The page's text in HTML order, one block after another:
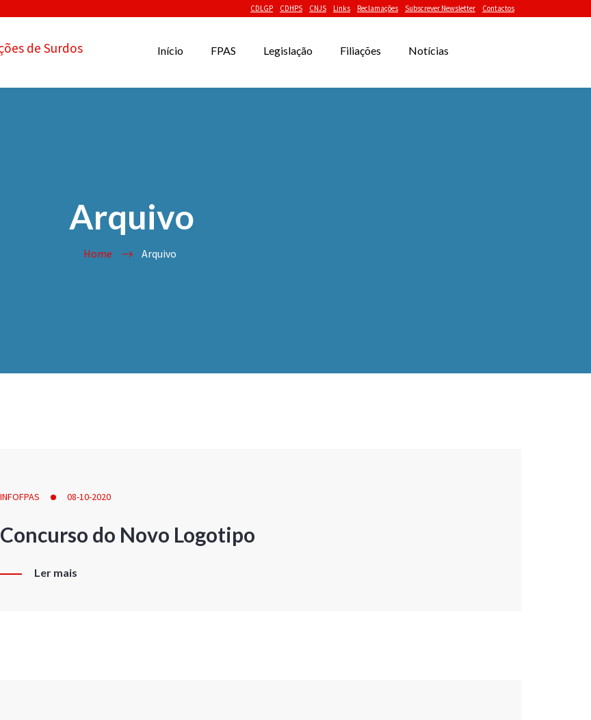
CDLGP CDHPS CNJS Links Reclamações Subscrever Newsletter Contactos
de Surdos Início FPAS Legislação Filiações Notícias
Arquivo
Home Arquivo
INFOFPAS 08-10-2020
Concurso do Novo Logotipo
Ler mais